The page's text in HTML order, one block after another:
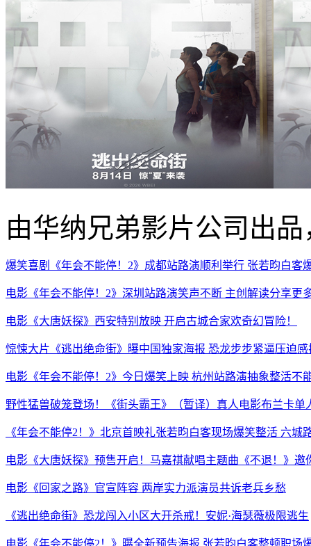
由华纳兄弟影片公司出
爆笑喜剧《年会不能停！2》成都站路演顺利举行 张若昀白客
电影《年会不能停！2》深圳站路演笑声不断 主创解读分享更
电影《大唐妖探》西安特别放映 开启古城合家欢奇幻冒险！
惊悚大片《逃出绝命街》曝中国独家海报 恐龙步步紧逼压迫感
电影《年会不能停！2》今日爆笑上映 杭州站路演抽象整活不
野性猛兽破笼登场！《街头霸王》（暂译）真人电影布兰卡单
《年会不能停2！》北京首映礼张若昀白客现场爆笑整活 六城
电影《大唐妖探》预售开启！马嘉祺献唱主题曲《不退！》邀
电影《回家之路》官宣阵容 两岸实力派演员共诉老兵乡愁
《逃出绝命街》恐龙闯入小区大开杀戒！安妮·海瑟薇极限逃生
电影《年会不能停2！》曝全新预告海报 张若昀白客整顿职场